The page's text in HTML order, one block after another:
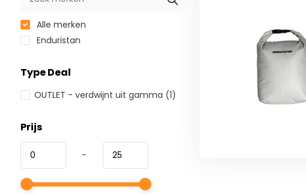
Alle merken
Enduristan
Type Deal
OUTLET - verdwijnt uit gamma (1)
Prijs
-